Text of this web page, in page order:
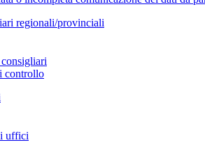
regionali/provinciali
controllo
uffici